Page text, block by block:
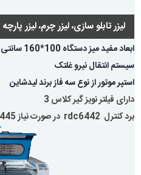
لیزر تابلو سازی، لیزر چرم، لیزر پارچه
ابعاد مفید میز دستگاه 100*160 سانتی متر
سیستم انتقال نیرو غلتک
استپر موتور از نوع سه فاز برند لیدشاین
دارای فیلتر نویز گیر کلاس 3
برد کنترل rdc6442 در صورت نیاز rdc6445